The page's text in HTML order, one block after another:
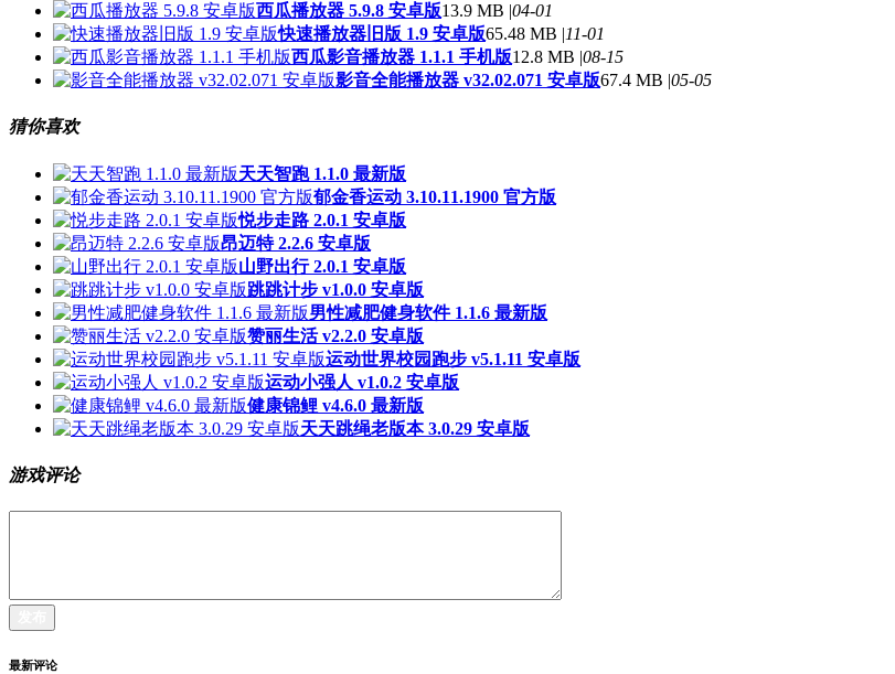
西瓜播放器 5.9.8 安卓版13.9 MB |04-01
快速播放器旧版 1.9 安卓版65.48 MB |11-01
西瓜影音播放器 1.1.1 手机版12.8 MB |08-15
影音全能播放器 v32.02.071 安卓版67.4 MB |05-05
猜你喜欢
天天智跑 1.1.0 最新版
郁金香运动 3.10.11.1900 官方版
悦步走路 2.0.1 安卓版
昂迈特 2.2.6 安卓版
山野出行 2.0.1 安卓版
跳跳计步 v1.0.0 安卓版
男性减肥健身软件 1.1.6 最新版
赞丽生活 v2.2.0 安卓版
运动世界校园跑步 v5.1.11 安卓版
运动小强人 v1.0.2 安卓版
健康锦鲤 v4.6.0 最新版
天天跳绳老版本 3.0.29 安卓版
游戏评论
最新评论